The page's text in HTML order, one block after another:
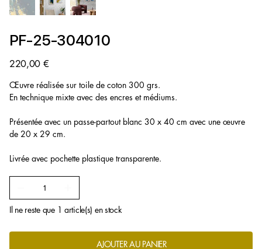
PF-25-304010
Prix
220,00 €
Œuvre réalisée sur toile de coton 300 grs.
En technique mixte avec des encres et médiums.
Présentée avec un passe-partout blanc 30 x 40 cm avec une œuvre
de 20 x 29 cm.
Livrée avec pochette plastique transparente.
Il ne reste que 1 article(s) en stock
AJOUTER AU PANIER